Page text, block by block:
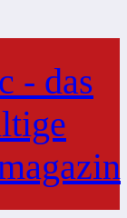
- das